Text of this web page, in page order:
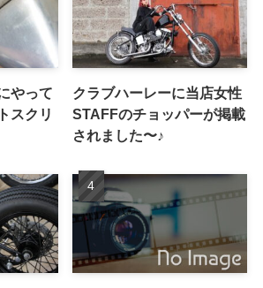
やって
スクリ
クラブハーレーに当店女性
STAFFのチョッパーが掲載
されました〜♪